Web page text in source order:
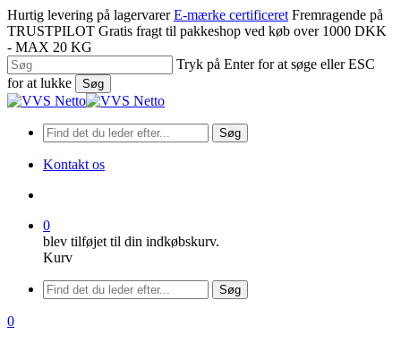
Spring
til
hovedindhold
Hurtig levering på lagervarer E-mærke certificeret Fremragende på
TRUSTPILOT Gratis fragt til pakkeshop ved køb over 1000 DKK
- MAX 20 KG
Tryk på Enter for at søge eller ESC
for at lukke
Søg
Luk
Søg
Kontakt os
0
blev tilføjet til din indkøbskurv.
Kurv
Menu
Søg
søge
0